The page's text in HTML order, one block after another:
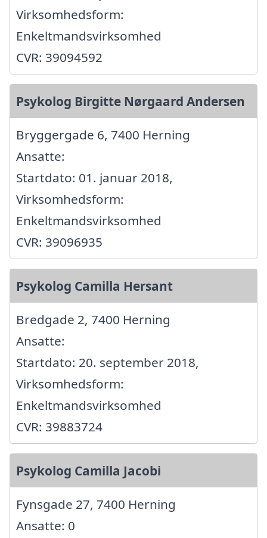
Virksomhedsform:
Enkeltmandsvirksomhed
CVR: 39094592
Psykolog Birgitte Nørgaard Andersen
Bryggergade 6, 7400 Herning
Ansatte:
Startdato: 01. januar 2018,
Virksomhedsform:
Enkeltmandsvirksomhed
CVR: 39096935
Psykolog Camilla Hersant
Bredgade 2, 7400 Herning
Ansatte:
Startdato: 20. september 2018,
Virksomhedsform:
Enkeltmandsvirksomhed
CVR: 39883724
Psykolog Camilla Jacobi
Fynsgade 27, 7400 Herning
Ansatte: 0